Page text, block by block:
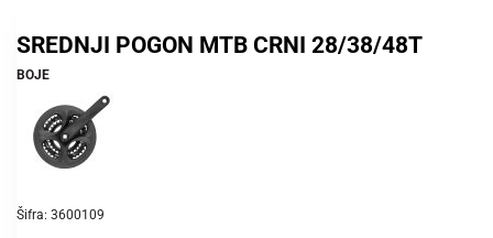
SREDNJI POGON MTB CRNI 28/38/48T
BOJE
Šifra: 3600109